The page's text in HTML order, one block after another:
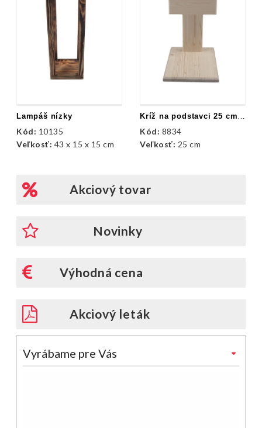
Lampáš nízky
Kód: 10135
Veľkosť: 43 x 15 x 15 cm
Kríž na podstavci 25 cm /drevené /prírod.
Kód: 8834
Veľkosť: 25 cm
Akciový tovar
Novinky
Výhodná cena
Akciový leták
Vyrábame pre Vás